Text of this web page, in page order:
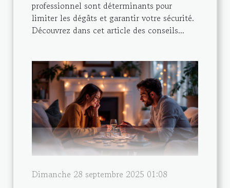
professionnel sont déterminants pour
limiter les dégâts et garantir votre sécurité.
Découvrez dans cet article des conseils...
Dimanche 28 septembre 2025 01:08